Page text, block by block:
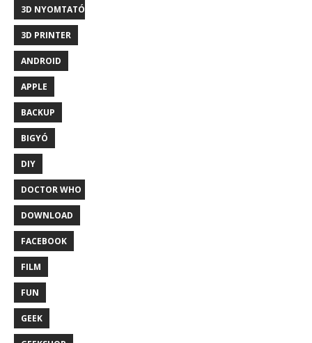
3D NYOMTATÓ
3D PRINTER
ANDROID
APPLE
BACKUP
BIGYÓ
DIY
DOCTOR WHO
DOWNLOAD
FACEBOOK
FILM
FUN
GEEK